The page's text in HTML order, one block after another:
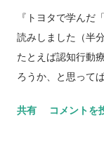
時間を無駄にしな
か。ほんとか。 え
ちした人の８８％
う。有意差あるの
（コントロール群
『トヨタで学んだ
読みしました（半
たとえば認知行動
ろうか、と思って
いうわけではない
共有 コメントを